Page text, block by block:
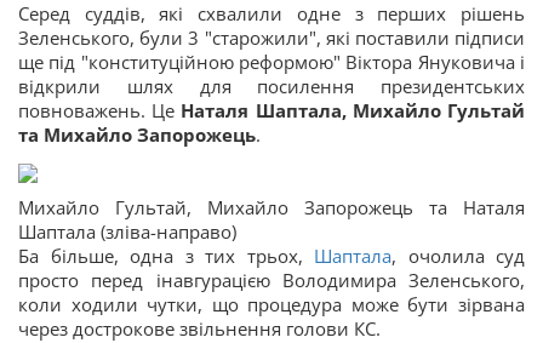
Серед суддів, які схвалили одне з перших рішень
Зеленського, були 3 "старожили", які поставили підписи
ще під "конституційною реформою" Віктора Януковича і
відкрили шлях для посилення президентських
повноважень. Це Наталя Шаптала, Михайло Гультай
та Михайло Запорожець.
Михайло Гультай, Михайло Запорожець та Наталя
Шаптала (зліва-направо)
Ба більше, одна з тих трьох, Шаптала, очолила суд
просто перед інавгурацією Володимира Зеленського,
коли ходили чутки, що процедура може бути зірвана
через дострокове звільнення голови КС.